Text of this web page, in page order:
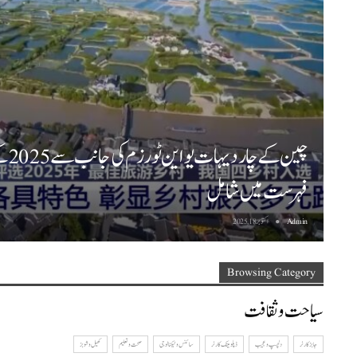
فہرست میں شامل
Admin اکتوبر 18, 2025
Browsing Category
سیاحت و ثقافت
جابز کارنر دلچسپ و عجیب ڈپلومیٹک کارنر سائنس وٹیکنالوجی صحت و تعلیم کھیل و شوبز